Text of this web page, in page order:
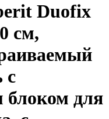
Duofix
см,
с
для